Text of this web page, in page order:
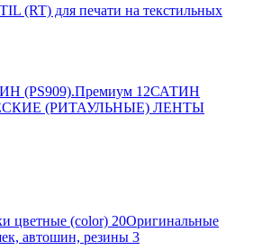
(RT) для печати на текстильных
(PS909).Премиум 12САТИН
(РИТАУЛЬНЫЕ) ЛЕНТЫ
цветные (color) 20Оригинальные
автошин, резины 3